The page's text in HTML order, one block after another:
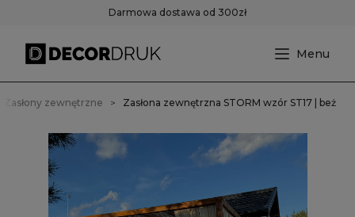
Darmowa dostawa od 300zł
Zasłony zewnętrzne Zasłona zewnętrzna STORM wzór ST17 | beż